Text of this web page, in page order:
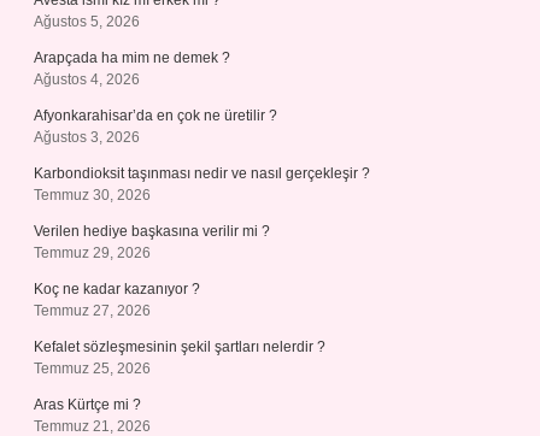
Ağustos 5, 2026
Arapçada ha mim ne demek ?
Ağustos 4, 2026
Afyonkarahisar’da en çok ne üretilir ?
Ağustos 3, 2026
Karbondioksit taşınması nedir ve nasıl gerçekleşir ?
Temmuz 30, 2026
Verilen hediye başkasına verilir mi ?
Temmuz 29, 2026
Koç ne kadar kazanıyor ?
Temmuz 27, 2026
Kefalet sözleşmesinin şekil şartları nelerdir ?
Temmuz 25, 2026
Aras Kürtçe mi ?
Temmuz 21, 2026